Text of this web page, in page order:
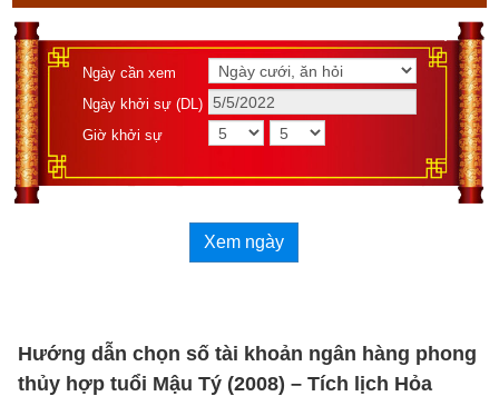
Ngày cần xem
Ngày khởi sự (DL)
Giờ khởi sự
Xem ngày
Hướng dẫn chọn số tài khoản ngân hàng phong
thủy hợp tuổi Mậu Tý (2008) – Tích lịch Hỏa